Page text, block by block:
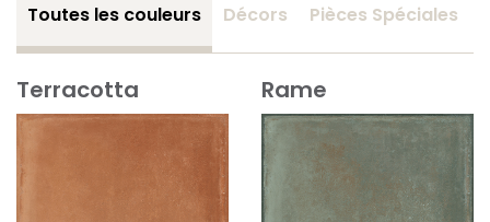
Toutes les couleurs Décors Pièces Spéciales
Terracotta Rame